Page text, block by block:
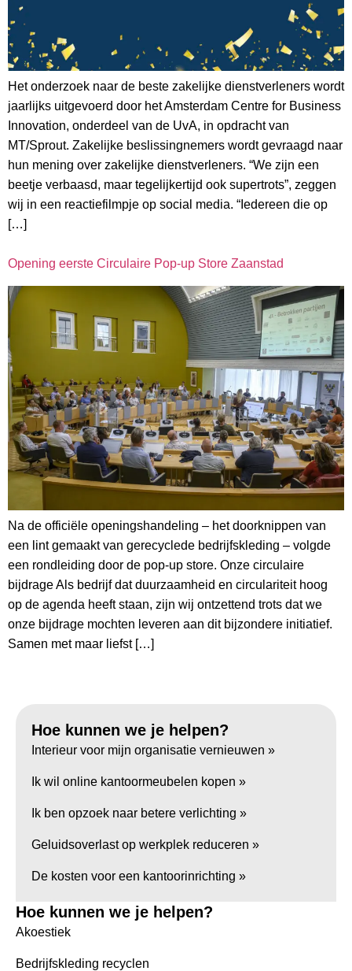
Het onderzoek naar de beste zakelijke dienstverleners wordt
jaarlijks uitgevoerd door het Amsterdam Centre for Business
Innovation, onderdeel van de UvA, in opdracht van
MT/Sprout. Zakelijke beslissingnemers wordt gevraagd naar
hun mening over zakelijke dienstverleners. “We zijn een
beetje verbaasd, maar tegelijkertijd ook supertrots”, zeggen
wij in een reactiefilmpje op social media. “Iedereen die op
[…]
Opening eerste Circulaire Pop-up Store Zaanstad
Na de officiële openingshandeling – het doorknippen van
een lint gemaakt van gerecyclede bedrijfskleding – volgde
een rondleiding door de pop-up store. Onze circulaire
bijdrage Als bedrijf dat duurzaamheid en circulariteit hoog
op de agenda heeft staan, zijn wij ontzettend trots dat we
onze bijdrage mochten leveren aan dit bijzondere initiatief.
Samen met maar liefst […]
Hoe kunnen we je helpen?
Interieur voor mijn organisatie vernieuwen »
Ik wil online kantoormeubelen kopen »
Ik ben opzoek naar betere verlichting »
Geluidsoverlast op werkplek reduceren »
De kosten voor een kantoorinrichting »
Hoe kunnen we je helpen?
Akoestiek
Bedrijfskleding recyclen